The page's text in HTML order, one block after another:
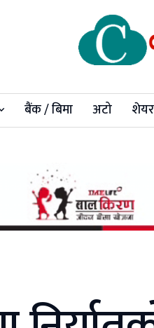
बैंक / बिमा अटो शेयर